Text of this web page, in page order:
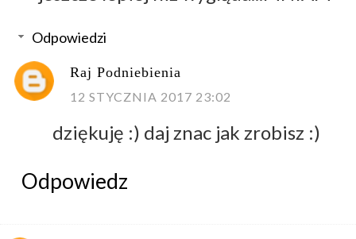
Odpowiedzi
Raj Podniebienia
12 STYCZNIA 2017 23:02
dziękuję :) daj znac jak zrobisz :)
Odpowiedz